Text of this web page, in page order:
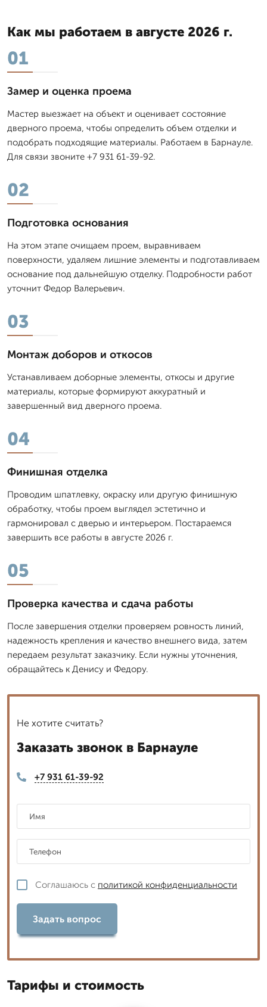
Как мы работаем в августе 2026 г.
01
Замер и оценка проема
Мастер выезжает на объект и оценивает состояние
дверного проема, чтобы определить объем отделки и
подобрать подходящие материалы. Работаем в Барнауле.
Для связи звоните +7 931 61-39-92.
02
Подготовка основания
На этом этапе очищаем проем, выравниваем
поверхности, удаляем лишние элементы и подготавливаем
основание под дальнейшую отделку. Подробности работ
уточнит Федор Валерьевич.
03
Монтаж доборов и откосов
Устанавливаем доборные элементы, откосы и другие
материалы, которые формируют аккуратный и
завершенный вид дверного проема.
04
Финишная отделка
Проводим шпатлевку, окраску или другую финишную
обработку, чтобы проем выглядел эстетично и
гармонировал с дверью и интерьером. Постараемся
завершить все работы в августе 2026 г.
05
Проверка качества и сдача работы
После завершения отделки проверяем ровность линий,
надежность крепления и качество внешнего вида, затем
передаем результат заказчику. Если нужны уточнения,
обращайтесь к Денису и Федору.
Не хотите считать?
Заказать звонок в Барнауле
+7 931 61-39-92
Соглашаюсь с политикой конфиденциальности
Задать вопрос
Тарифы и стоимость